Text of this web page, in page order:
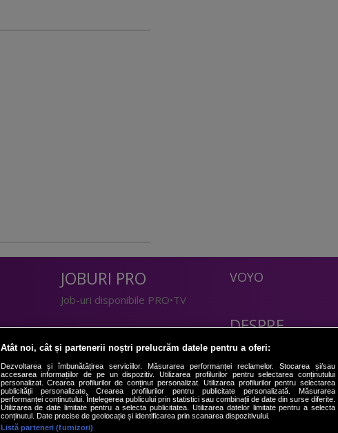
JOBURI PRO
Job-uri disponibile PRO•TV
LIFESTYLE
Doctor de Bine
Acasă
Acasă Gold
Perfecte
DeBarbati
VOYO
DESPRE
Politica Confidentialitate
Contact
Atât noi, cât și partenerii noștri prelucrăm datele pentru a oferi:
Dezvoltarea și îmbunătățirea serviciilor. Măsurarea performanței reclamelor. Stocarea și/sau
accesarea informațiilor de pe un dispozitiv. Utilizarea profilurilor pentru selectarea conținutului
personalizat. Crearea profilurilor de conținut personalizat. Utilizarea profilurilor pentru selectarea
publicității personalizate. Crearea profilurilor pentru publicitate personalizată. Măsurarea
performanței conținutului. Înțelegerea publicului prin statistici sau combinații de date din surse diferite.
Utilizarea de date limitate pentru a selecta publicitatea. Utilizarea datelor limitate pentru a selecta
conținutul. Date precise de geolocație și identificarea prin scanarea dispozitivului.
Listă parteneri (furnizori)